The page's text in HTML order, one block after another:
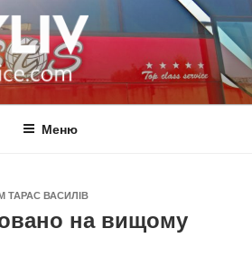
Меню
ТАРАС ВАСИЛІВ
на вищому